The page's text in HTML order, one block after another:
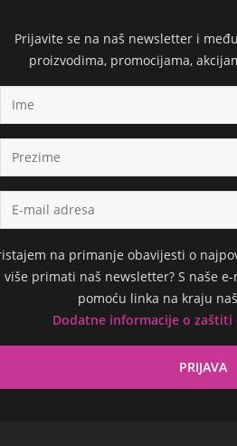
Prijavite se na naš newsletter i
proizvodima, promocijama,
na primanje obavijesti o
više primati naš newsletter? S naše
pomoću linka na kraju
Dodatne informacije o